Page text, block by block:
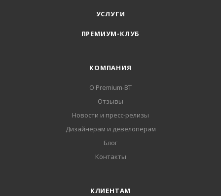
УСЛУГИ
ПРЕМИУМ-КЛУБ
КОМПАНИЯ
О Premium-BT
Отзывы
Новости и пресс-релизы
Дизайнерам и девелоперам
Блог
Контакты
КЛИЕНТАМ